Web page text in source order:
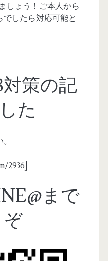
しょう！ご本人から
したら対応可能と
対策の記
た
2936]
まで
ぞ